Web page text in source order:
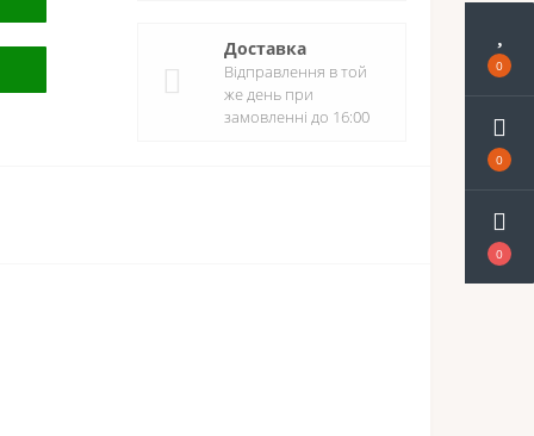
0
0
0
Доставка
Відправлення в той
же день при
замовленні до 16:00